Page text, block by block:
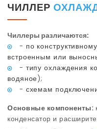
ЧИЛЛЕР
Чиллеры различаются:
- по
встроенным или
- типу охлаждения
водяное);
- схемам
Основные компоненты:
конденсатор и